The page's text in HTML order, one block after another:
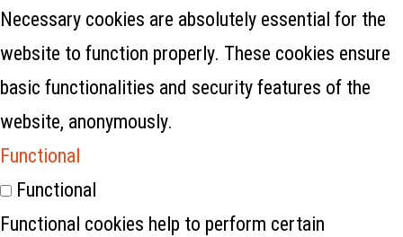
Necessary cookies are absolutely essential for the
website to function properly. These cookies ensure
basic functionalities and security features of the
website, anonymously.
Functional
Functional
Functional cookies help to perform certain